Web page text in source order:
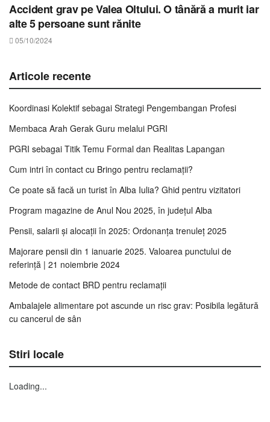
Accident grav pe Valea Oltului. O tânără a murit iar
alte 5 persoane sunt rănite
05/10/2024
Articole recente
Koordinasi Kolektif sebagai Strategi Pengembangan Profesi
Membaca Arah Gerak Guru melalui PGRI
PGRI sebagai Titik Temu Formal dan Realitas Lapangan
Cum intri în contact cu Bringo pentru reclamații?
Ce poate să facă un turist în Alba Iulia? Ghid pentru vizitatori
Program magazine de Anul Nou 2025, în județul Alba
Pensii, salarii și alocații în 2025: Ordonanța trenuleț 2025
Majorare pensii din 1 ianuarie 2025. Valoarea punctului de
referință | 21 noiembrie 2024
Metode de contact BRD pentru reclamații
Ambalajele alimentare pot ascunde un risc grav: Posibila legătură
cu cancerul de sân
Stiri locale
Loading...